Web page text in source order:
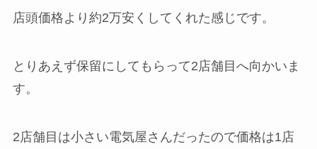
店頭価格より約2万安くしてくれた感じです。
とりあえず保留にしてもらって2店舗目へ向かいま
す。
2店舗目は小さい電気屋さんだったので価格は1店